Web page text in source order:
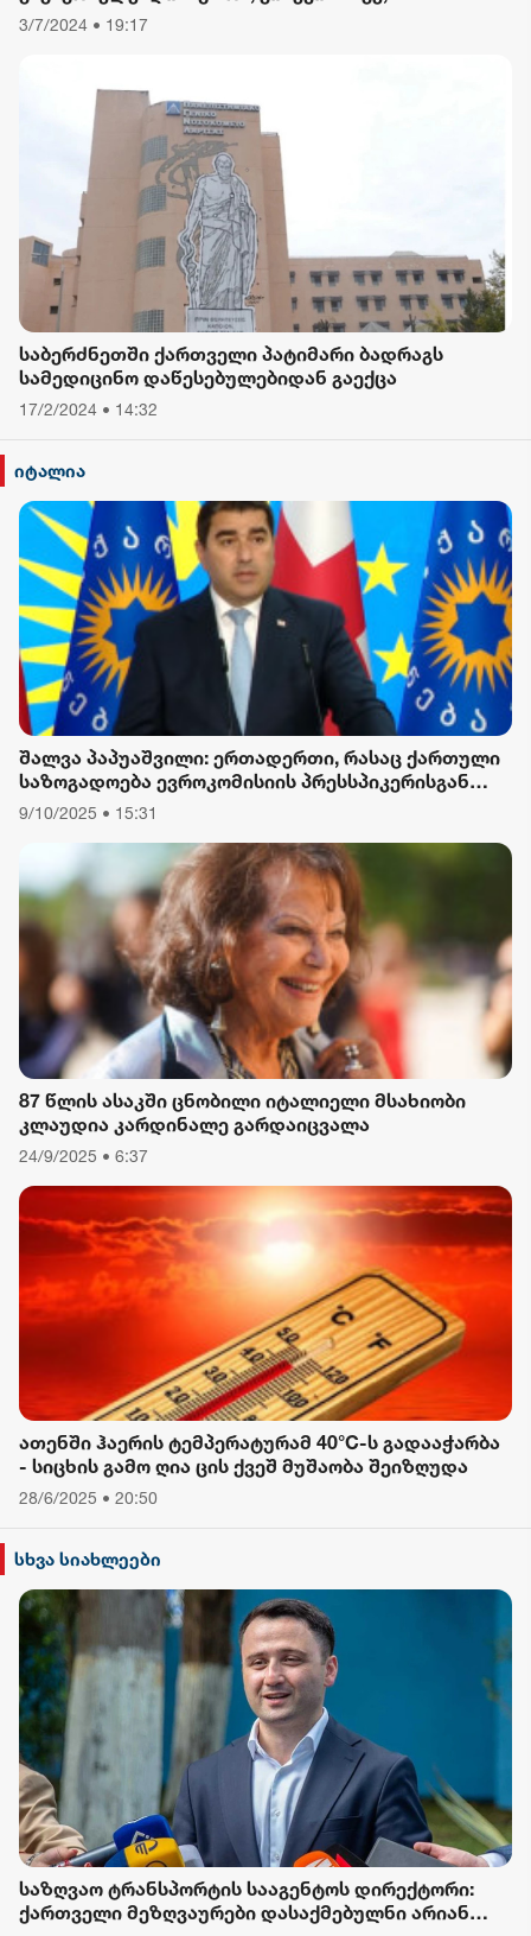
დავიწყებული მქონდა კვება, ფიზიკური მოძრაობა“
3/7/2024 • 19:17
საბერძნეთში ქართველი პატიმარი ბადრაგს
სამედიცინო დაწესებულებიდან გაექცა
17/2/2024 • 14:32
იტალია
შალვა პაპუაშვილი: ერთადერთი, რასაც ქართული
საზოგადოება ევროკომისიის პრესსპიკერისგან
მოელის, არის ბოდიში ხელისუფლების დამხობის
9/10/2025 • 15:31
87 წლის ასაკში ცნობილი იტალიელი მსახიობი
კლაუდია კარდინალე გარდაიცვალა
24/9/2025 • 6:37
ათენში ჰაერის ტემპერატურამ 40°C-ს გადააჭარბა
- სიცხის გამო ღია ცის ქვეშ მუშაობა შეიზღუდა
28/6/2025 • 20:50
სხვა სიახლეები
საზღვაო ტრანსპორტის სააგენტოს დირექტორი:
ქართველი მეზღვაურები დასაქმებულნი არიან